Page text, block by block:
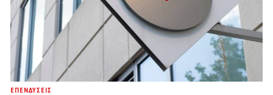
ΕΠΕΝΔΥΣΕΙΣ